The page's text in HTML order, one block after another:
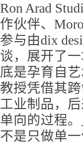
Ron Arad
作伙伴、
参与由dix
谈，展开了
底是孕育自
教授凭借其
工业制品，
单向的过程
不是只做单